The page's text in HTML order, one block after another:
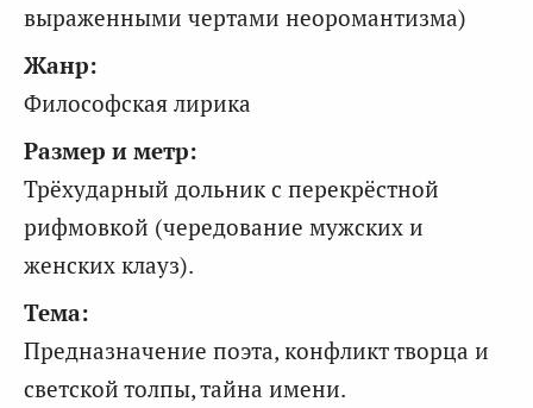
выраженными чертами неоромантизма)
Жанр:
Философская лирика
Размер и метр:
Трёхударный дольник с перекрёстной
рифмовкой (чередование мужских и
женских клауз).
Тема:
Предназначение поэта, конфликт творца и
светской толпы, тайна имени.